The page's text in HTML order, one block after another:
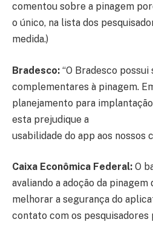
comentou sobre a pinagem
o único, na lista dos
medida.)
Bradesco: “O Bradesco possui
complementares à pinagem.
planejamento para
esta prejudique a
usabilidade do app aos nossos
Caixa Econômica Federal: O
avaliando a adoção da
melhorar a segurança do
contato com os pesquisadores